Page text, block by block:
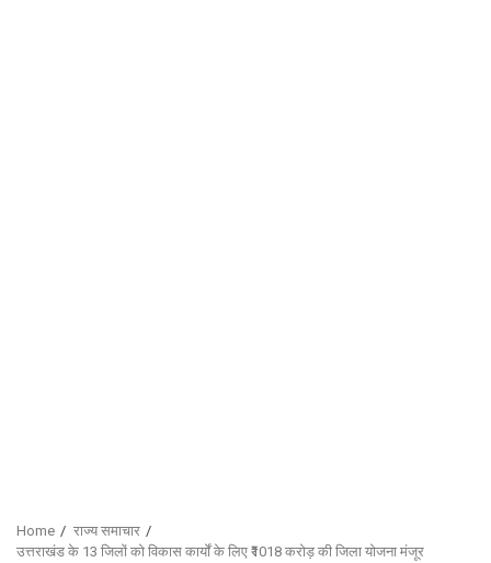
Home
राज्य समाचार
उत्तराखंड के 13 जिलों को विकास कार्यों के लिए ₹1018 करोड़ की जिला योजना मंजूर